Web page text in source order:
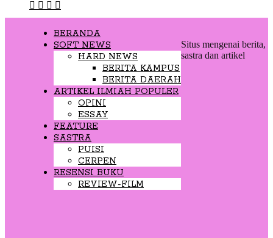
BERANDA
SOFT NEWS
HARD NEWS
BERITA KAMPUS
BERITA DAERAH
ARTIKEL ILMIAH POPULER
OPINI
ESSAY
FEATURE
SASTRA
PUISI
CERPEN
RESENSI BUKU
REVIEW-FILM
Situs mengenai berita,
sastra dan artikel